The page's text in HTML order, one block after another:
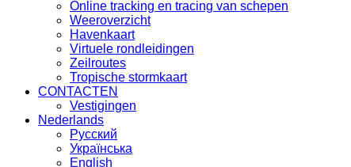
Online tracking en tracing van schepen
Weeroverzicht
Havenkaart
Virtuele rondleidingen
Zeilroutes
Tropische stormkaart
CONTACTEN
Vestigingen
Nederlands
Русский
Українська
English